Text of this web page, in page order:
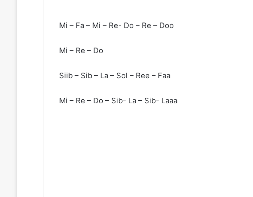
Mi – Fa – Mi – Re- Do – Re – Doo
Mi – Re – Do
Siib – Sib – La – Sol – Ree – Faa
Mi – Re – Do – Sib- La – Sib- Laaa